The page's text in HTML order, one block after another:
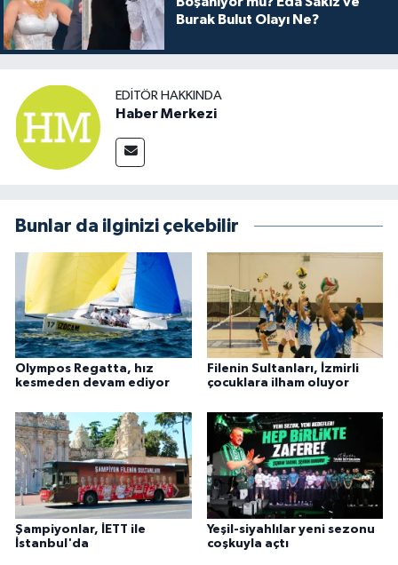
Burak Bulut Olayı Ne?
EDITÖR HAKKINDA
Haber Merkezi
Bunlar da ilginizi çekebilir
Olympos Regatta, hız
kesmeden devam ediyor
Filenin Sultanları, İzmirli
çocuklara ilham oluyor
Şampiyonlar, İETT ile
İstanbul'da
Yeşil-siyahlılar yeni sezonu
coşkuyla açtı